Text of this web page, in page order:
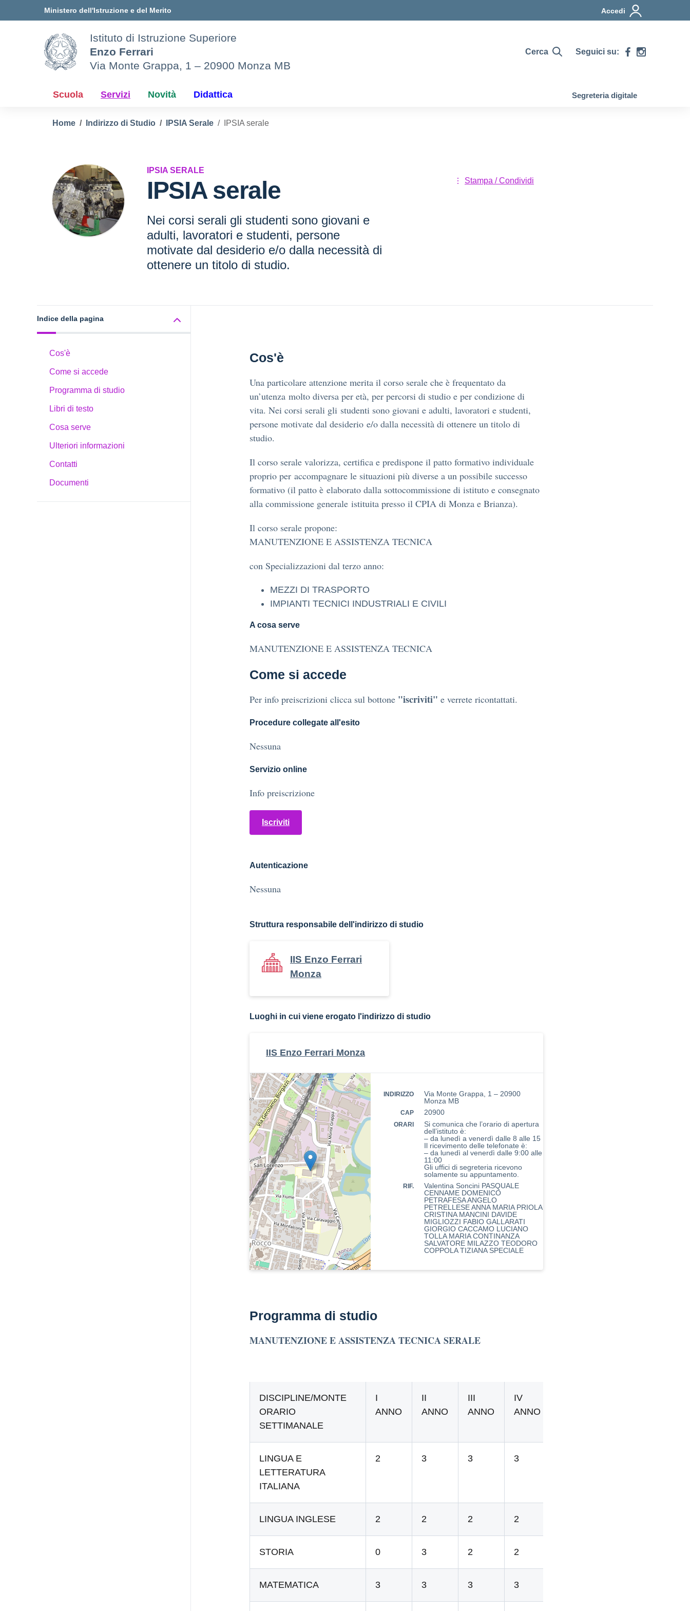
Ministero dell'Istruzione e del Merito Accedi
Istituto di Istruzione Superiore
Enzo Ferrari
Via Monte Grappa, 1 – 20900 Monza MB
Cerca Seguici su:
Scuola Servizi Novità Didattica Segreteria digitale
Home Indirizzo di Studio IPSIA Serale IPSIA serale
IPSIA SERALE
IPSIA serale
Nei corsi serali gli studenti sono giovani e
adulti, lavoratori e studenti, persone
motivate dal desiderio e/o dalla necessità di
ottenere un titolo di studio.
Stampa / Condividi
Indice della pagina
Cos'è
Come si accede
Programma di studio
Libri di testo
Cosa serve
Ulteriori informazioni
Contatti
Documenti
Cos'è
Una particolare attenzione merita il corso serale che è frequentato da
un’utenza molto diversa per età, per percorsi di studio e per condizione di
vita. Nei corsi serali gli studenti sono giovani e adulti, lavoratori e studenti,
persone motivate dal desiderio e/o dalla necessità di ottenere un titolo di
studio.
Il corso serale valorizza, certifica e predispone il patto formativo individuale
proprio per accompagnare le situazioni più diverse a un possibile successo
formativo (il patto è elaborato dalla sottocommissione di istituto e consegnato
alla commissione generale istituita presso il CPIA di Monza e Brianza).
Il corso serale propone:
MANUTENZIONE E ASSISTENZA TECNICA
con Specializzazioni dal terzo anno:
MEZZI DI TRASPORTO
IMPIANTI TECNICI INDUSTRIALI E CIVILI
A cosa serve
MANUTENZIONE E ASSISTENZA TECNICA
Come si accede
Per info preiscrizioni clicca sul bottone "iscriviti" e verrete ricontattati.
Procedure collegate all'esito
Nessuna
Servizio online
Info preiscrizione
Iscriviti
Autenticazione
Nessuna
Struttura responsabile dell'indirizzo di studio
IIS Enzo Ferrari
Monza
Luoghi in cui viene erogato l'indirizzo di studio
IIS Enzo Ferrari Monza
INDIRIZZO
Via Monte Grappa, 1 – 20900
Monza MB
CAP 20900
ORARI
Si comunica che l’orario di apertura
dell’istituto è:
– da lunedì a venerdì dalle 8 alle 15
Il ricevimento delle telefonate è:
– da lunedì al venerdì dalle 9:00 alle
11:00
Gli uffici di segreteria ricevono
solamente su appuntamento.
RIF.
Valentina Soncini PASQUALE
CENNAME DOMENICO
PETRAFESA ANGELO
PETRELLESE ANNA MARIA PRIOLA
CRISTINA MANCINI DAVIDE
MIGLIOZZI FABIO GALLARATI
GIORGIO CACCAMO LUCIANO
TOLLA MARIA CONTINANZA
SALVATORE MILAZZO TEODORO
COPPOLA TIZIANA SPECIALE
Programma di studio
MANUTENZIONE E ASSISTENZA TECNICA SERALE
DISCIPLINE/MONTE
ORARIO
SETTIMANALE
I
ANNO
II
ANNO
III
ANNO
IV
ANNO
LINGUA E
LETTERATURA
ITALIANA
2 3 3 3
LINGUA INGLESE 2 2 2 2
STORIA 0 3 2 2
MATEMATICA 3 3 3 3